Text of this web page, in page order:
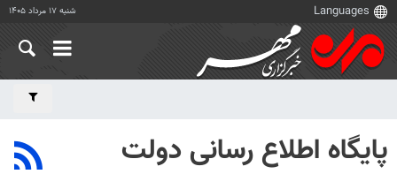
شنبه ۱۷ مرداد ۱۴۰۵
پایگاه اطلاع رسانی دولت